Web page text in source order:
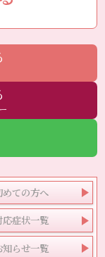
めての方へ
応症状一覧
知らせ一覧